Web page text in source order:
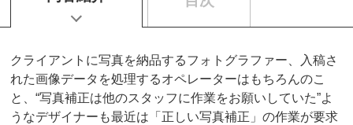
クライアントに写真を納品するフォトグラファー、入稿さ
れた画像データを処理するオペレーターはもちろんのこ
と、“写真補正は他のスタッフに作業をお願いしていた”よ
うなデザイナーも最近は「正しい写真補正」の作業が要求